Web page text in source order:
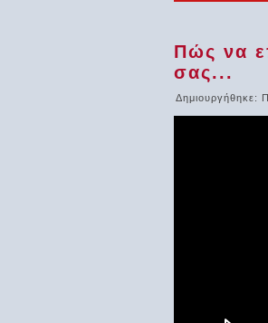
Πώς να
σας...
Δημιουργήθηκε: